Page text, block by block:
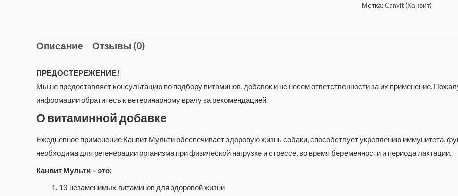
Метка:Canvit (Канвит)
Описание Отзывы (0)
ПРЕДОСТЕРЕЖЕНИЕ!
Мы не предоставляет консультацию по подбору витаминов, добавок и не несем ответственности за их применение.
информации обратитесь к ветеринарному врачу за рекомендацией.
О витаминной добавке
Ежедневное применение Канвит Мульти обеспечивает здоровую жизнь собаки, способствует укреплению иммунитета,
необходима для регенерации организма при физической нагрузке и стрессе, во время беременности и периода лактации.
Канвит Мульти – это:
13 незаменимых витаминов для здоровой жизни